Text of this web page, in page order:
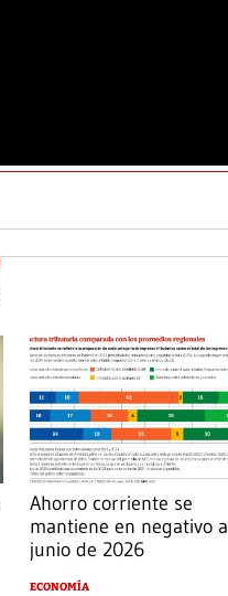
Ahorro corriente se
mantiene en negativo a
junio de 2026
ECONOMÍA